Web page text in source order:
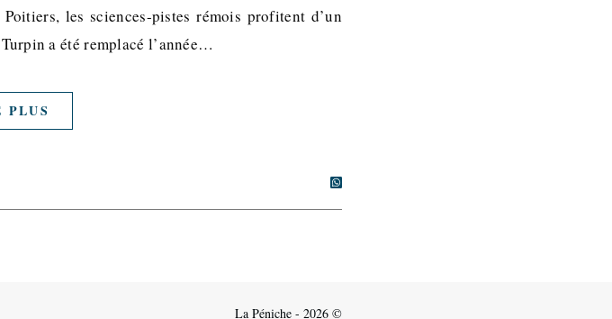
les sciences-pistes rémois profitent d’un
a été remplacé l’année…
PLUS
La Péniche - 2026 ©